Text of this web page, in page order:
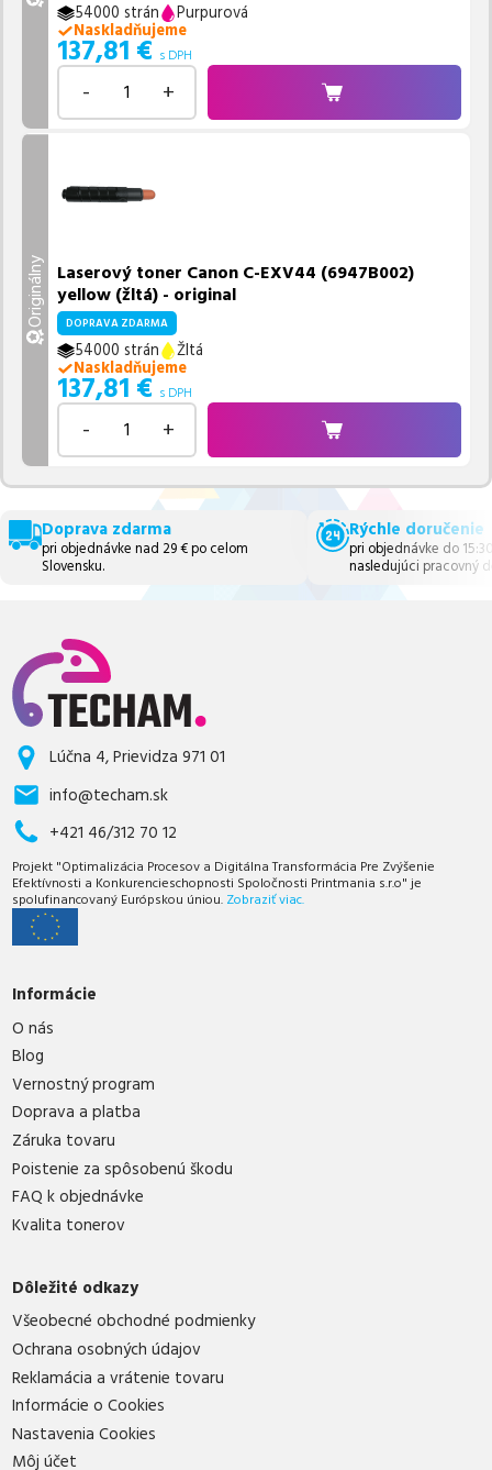
54000 strán
Purpurová
Naskladňujeme
137,81 € s DPH
- +
Originálny Laserový toner Canon C-EXV44 (6947B002)
yellow (žltá) - original
DOPRAVA ZDARMA
54000 strán
Žltá
Naskladňujeme
137,81 € s DPH
- +
Doprava zdarma
pri objednávke nad 29 € po celom
Slovensku.
Rýchle doručenie
pri objednávke do
nasledujúci pracovný
Lúčna 4, Prievidza 971 01
info@techam.sk
+421 46/312 70 12
Projekt "Optimalizácia Procesov a Digitálna Transformácia Pre Zvýšenie
Efektívnosti a Konkurencieschopnosti Spoločnosti Printmania s.r.o" je
spolufinancovaný Európskou úniou. Zobraziť viac.
Informácie
O nás
Blog
Vernostný program
Doprava a platba
Záruka tovaru
Poistenie za spôsobenú škodu
FAQ k objednávke
Kvalita tonerov
Dôležité odkazy
Všeobecné obchodné podmienky
Ochrana osobných údajov
Reklamácia a vrátenie tovaru
Informácie o Cookies
Nastavenia Cookies
Môj účet